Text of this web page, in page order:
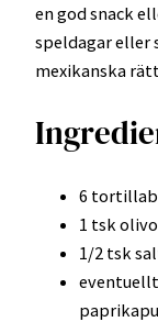
en god snack
speldagar
mexikanska
6
1 tsk
1/2 tsk